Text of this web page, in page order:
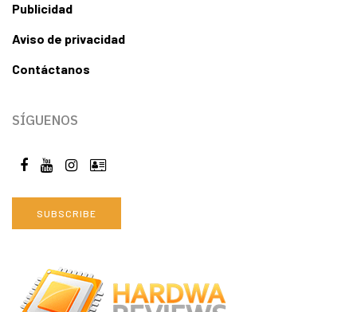
Publicidad
Aviso de privacidad
Contáctanos
SÍGUENOS
SUBSCRIBE